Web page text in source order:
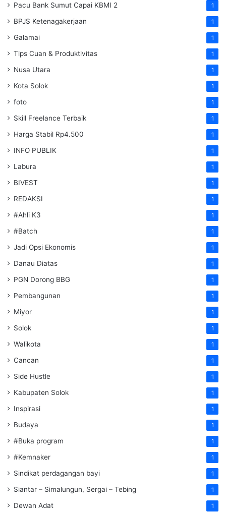
Pacu Bank Sumut Capai KBMI 2 1
BPJS Ketenagakerjaan 1
Galamai 1
Tips Cuan & Produktivitas 1
Nusa Utara 1
Kota Solok 1
foto 1
Skill Freelance Terbaik 1
Harga Stabil Rp4.500 1
INFO PUBLIK 1
Labura 1
BIVEST 1
REDAKSI 1
#Ahli K3 1
#Batch 1
Jadi Opsi Ekonomis 1
Danau Diatas 1
PGN Dorong BBG 1
Pembangunan 1
Miyor 1
Solok 1
Walikota 1
Cancan 1
Side Hustle 1
Kabupaten Solok 1
Inspirasi 1
Budaya 1
#Buka program 1
#Kemnaker 1
Sindikat perdagangan bayi 1
Siantar – Simalungun, Sergai – Tebing 1
Dewan Adat 1